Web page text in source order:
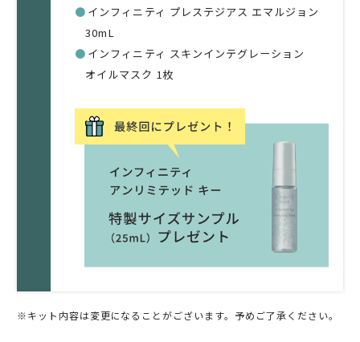
● インフィニティ プレステジアス エマルジョン
30mL
● インフィニティ スキンインテグレーション
オイルマスク 1枚
※キット内容は変更になることがございます。予めご了承ください。